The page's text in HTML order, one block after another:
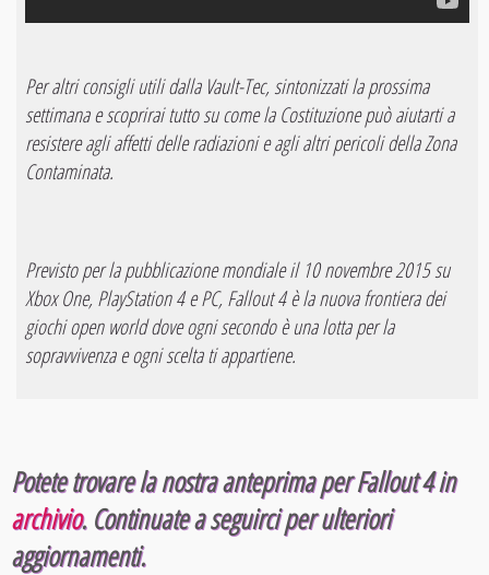
Per altri consigli utili dalla Vault-Tec, sintonizzati la prossima
settimana e scoprirai tutto su come la Costituzione può aiutarti a
resistere agli affetti delle radiazioni e agli altri pericoli della Zona
Contaminata.
Previsto per la pubblicazione mondiale il 10 novembre 2015 su
Xbox One, PlayStation 4 e PC, Fallout 4 è la nuova frontiera dei
giochi open world dove ogni secondo è una lotta per la
sopravvivenza e ogni scelta ti appartiene.
Potete trovare la nostra anteprima per Fallout 4 in
archivio. Continuate a seguirci per ulteriori
aggiornamenti.